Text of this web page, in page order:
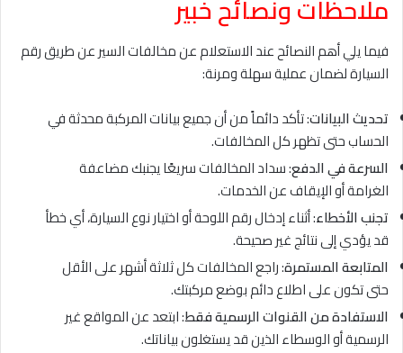
ملاحظات ونصائح خبير
فيما يلي أهم النصائح عند الاستعلام عن مخالفات السير عن طريق رقم
السيارة لضمان عملية سهلة ومرنة:
تحديث البيانات: تأكد دائماً من أن جميع بيانات المركبة محدثة في
الحساب حتى تظهر كل المخالفات.
السرعة في الدفع: سداد المخالفات سريعًا يجنبك مضاعفة
الغرامة أو الإيقاف عن الخدمات.
تجنب الأخطاء: أثناء إدخال رقم اللوحة أو اختيار نوع السيارة، أي خطأ
قد يؤدي إلى نتائج غير صحيحة.
المتابعة المستمرة: راجع المخالفات كل ثلاثة أشهر على الأقل
حتى تكون على اطلاع دائم بوضع مركبتك.
الاستفادة من القنوات الرسمية فقط: ابتعد عن المواقع غير
الرسمية أو الوسطاء الذين قد يستغلون بياناتك.